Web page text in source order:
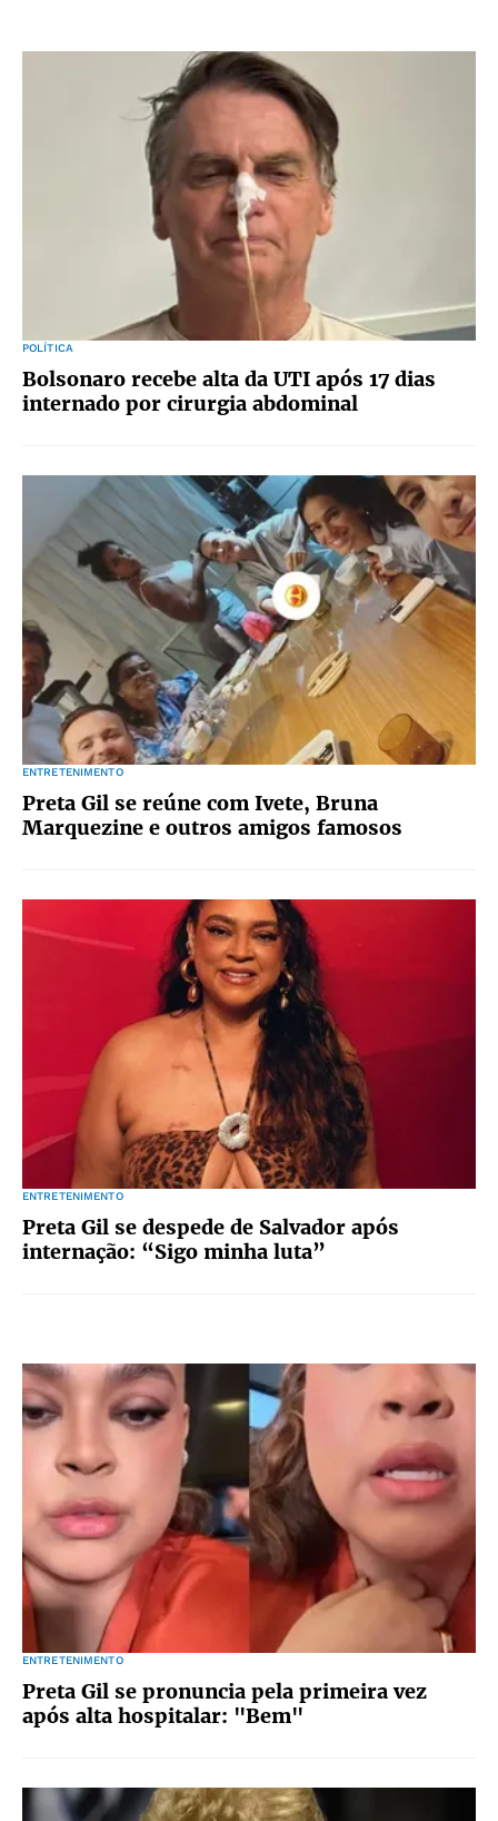
POLÍTICA
Bolsonaro recebe alta da UTI após 17 dias
internado por cirurgia abdominal
ENTRETENIMENTO
Preta Gil se reúne com Ivete, Bruna
Marquezine e outros amigos famosos
ENTRETENIMENTO
Preta Gil se despede de Salvador após
internação: “Sigo minha luta”
ENTRETENIMENTO
Preta Gil se pronuncia pela primeira vez
após alta hospitalar: "Bem"